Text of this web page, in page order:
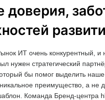
доверия,
ИТ очень конкурентный, и
нужен стратегический
бы помог выделить наше
преимущество, а не
Команда Бренд-центра